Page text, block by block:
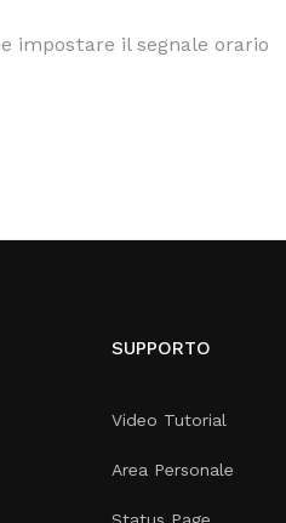
impostare il segnale orario
SUPPORTO
Video Tutorial
Area Personale